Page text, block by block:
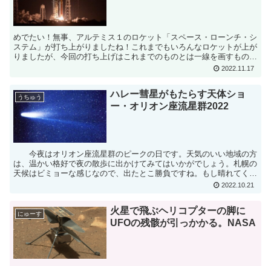
めでたい！無事、アルテミス１のロケット「スペース・ローンチ・シ
ステム」が打ち上がりましたね！これまでもいろんなロケットが上が
りましたが、今回の打ち上げはこれまでのものとは一線を画すものと
なっています。なんといっても、50年ぶりに月に人類が降...2022.11.17
うちゅう
ハレー彗星がもたらす天体ショ
ー・オリオン座流星群2022
今夜はオリオン座流星群のピークの日です。天気のいい地域の方
は、温かい格好で夜の散歩に出かけてみてはいかがでしょう。札幌の
天候はビミョーな感じなので、出たとこ勝負ですね。もし晴れてくれ
たら、視界が開けた場所に行ってみたいと思います。昨夜は...2022.10.21
にゅーす
火星で飛ぶヘリコプターの脚に
UFOの残骸が引っかかる。NASA